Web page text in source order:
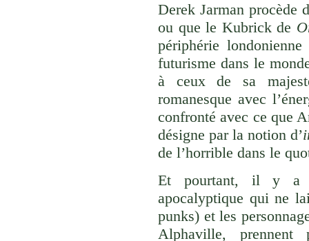
Derek Jarman procède
ou que le Kubrick de
périphérie
futurisme dans le
à ceux de sa
romanesque avec
confronté avec ce que
désigne par la notion d’
de l’horrible dans le
Et pourtant, il y a
apocalyptique qui ne
punks) et les
Alphaville, prennent